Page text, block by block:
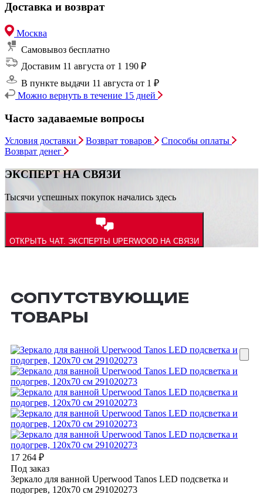
Доставка и возврат
Москва
Самовывоз бесплатно
Доставим 11 августа от 1 190 ₽
В пункте выдачи 11 августа от 1 ₽
Можно вернуть в течение 15 дней
Часто задаваемые вопросы
Условия доставки Возврат товаров
Способы оплаты
Возврат денег
ЭКСПЕРТ НА СВЯЗИ
Тысячи успешных покупок начались здесь
ОТКРЫТЬ ЧАТ. ЭКСПЕРТЫ UPERWOOD НА СВЯЗИ
СОПУТСТВУЮЩИЕ
ТОВАРЫ
17 264 ₽
Под заказ
Зеркало для ванной Uperwood Tanos LED подсветка и
подогрев, 120x70 см 291020273